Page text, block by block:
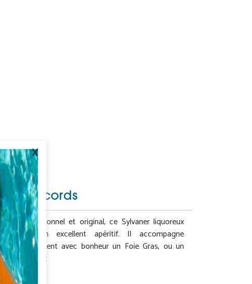
Accords
Exceptionnel et original, ce Sylvaner liquoreux
est un excellent apéritif. Il accompagne
également avec bonheur un Foie Gras, ou un
dessert
x